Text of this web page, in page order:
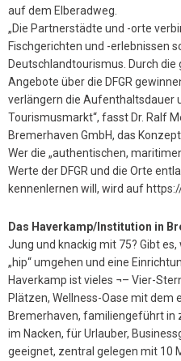
auf dem Elberadweg.
„Die Partnerstädte und -orte
Fischgerichten und -erlebnissen
Deutschlandtourismus. Durch
Angebote über die DFGR
verlängern die Aufenthaltsdauer
Tourismusmarkt“, fasst Dr. Ralf
Bremerhaven GmbH, das
Wer die „authentischen,
Werte der DFGR und die Orte
kennenlernen will, wird auf
Das Haverkamp/Institution in
Jung und knackig mit 75? Gibt
„hip“ umgehen und eine
Haverkamp ist vieles ¬– Vier-
Plätzen, Wellness-Oase mit dem
Bremerhaven, familiengeführt in
im Nacken, für Urlauber,
geeignet, zentral gelegen mit 10